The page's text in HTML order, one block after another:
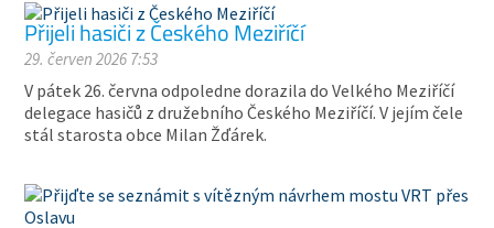
Přijeli hasiči z Českého Meziříčí
29. červen 2026 7:53
V pátek 26. června odpoledne dorazila do Velkého Meziříčí
delegace hasičů z družebního Českého Meziříčí. V jejím čele
stál starosta obce Milan Žďárek.